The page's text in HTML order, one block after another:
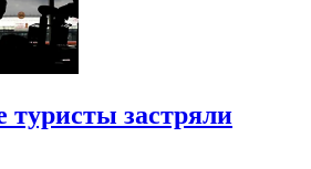
туристы застряли